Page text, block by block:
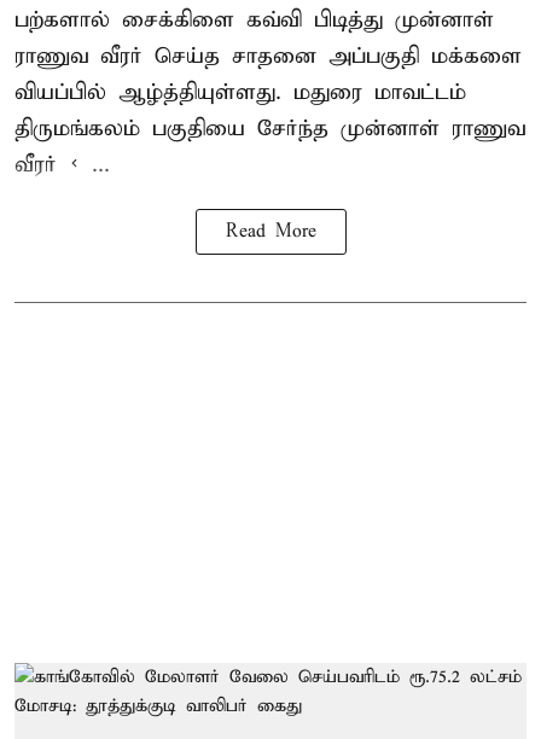
பற்களால் சைக்கிளை கவ்வி பிடித்து முன்னாள்
ராணுவ வீரர் செய்த சாதனை அப்பகுதி மக்களை
வியப்பில் ஆழ்த்தியுள்ளது. மதுரை மாவட்டம்
திருமங்கலம் பகுதியை சேர்ந்த முன்னாள் ராணுவ
வீரர் < ...
Read More